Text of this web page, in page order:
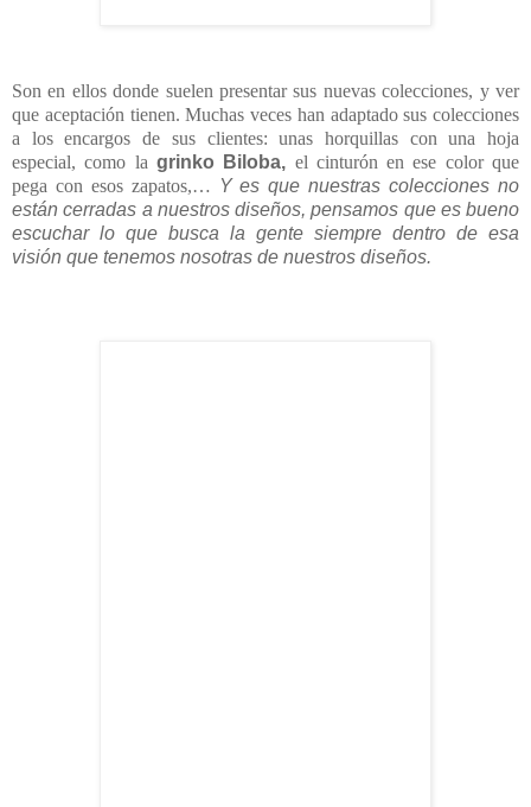
Son en ellos donde suelen presentar sus nuevas colecciones, y ver
que aceptación tienen. Muchas veces han adaptado sus colecciones
a los encargos de sus clientes: unas horquillas con una hoja
especial, como la grinko Biloba, el cinturón en ese color que
pega con esos zapatos,…
Y es que nuestras colecciones no
están cerradas a nuestros diseños, pensamos que es bueno
escuchar lo que busca la gente siempre dentro de esa
visión que tenemos nosotras de nuestros diseños.